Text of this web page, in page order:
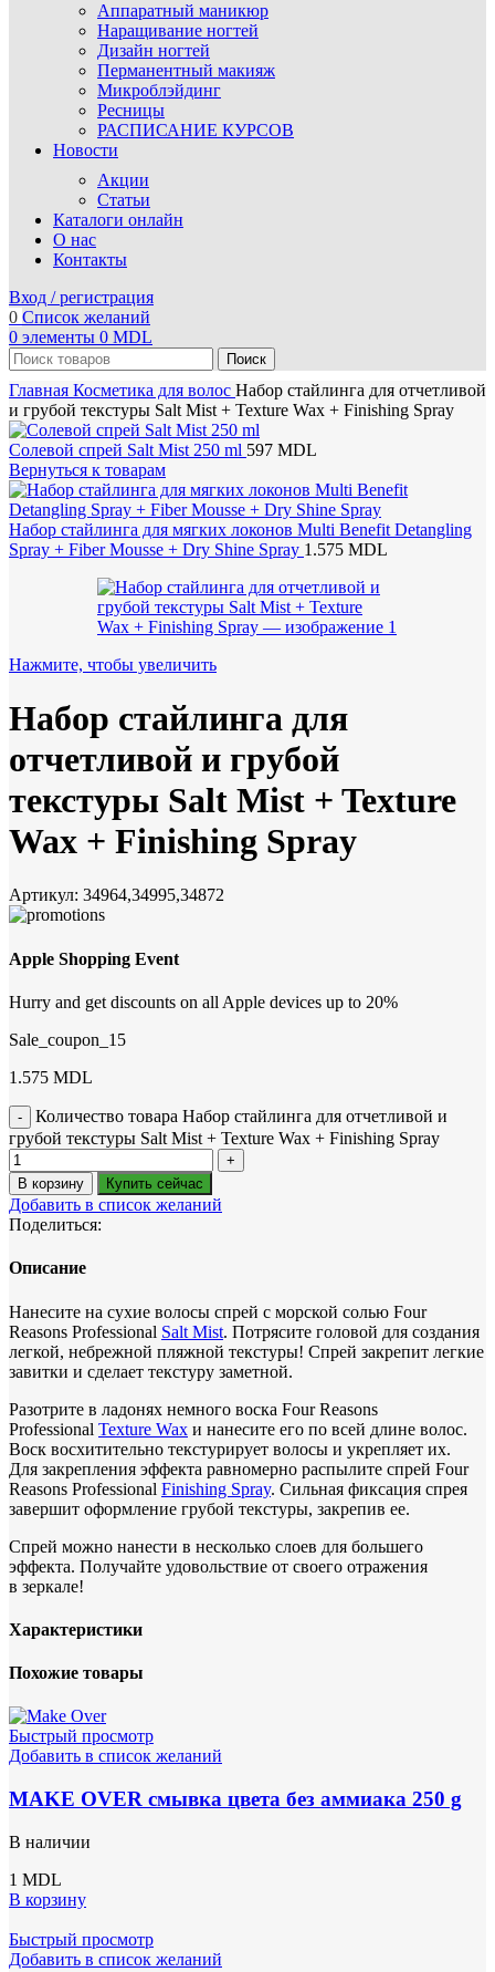
Аппаратный маникюр
Наращивание ногтей
Дизайн ногтей
Перманентный макияж
Микроблэйдинг
Ресницы
РАСПИСАНИЕ КУРСОВ
Новости
Акции
Статьи
Каталоги онлайн
О нас
Контакты
Вход / регистрация
0 Список желаний
0 элементы 0 MDL
Поиск
Главная Косметика для волос Набор стайлинга для отчетливой
и грубой текстуры Salt Mist + Texture Wax + Finishing Spray
Солевой спрей Salt Mist 250 ml 597 MDL
Вернуться к товарам
Набор стайлинга для мягких локонов Multi Benefit Detangling
Spray + Fiber Mousse + Dry Shine Spray 1.575 MDL
Нажмите, чтобы увеличить
Набор стайлинга для
отчетливой и грубой
текстуры Salt Mist + Texture
Wax + Finishing Spray
Артикул: 34964,34995,34872
Apple Shopping Event
Hurry and get discounts on all Apple devices up to 20%
Sale_coupon_15
1.575 MDL
Количество товара Набор стайлинга для отчетливой и
грубой текстуры Salt Mist + Texture Wax + Finishing Spray
В корзину Купить сейчас
Добавить в список желаний
Поделиться:
Описание
Нанесите на сухие волосы спрей с морской солью Four
Reasons Professional Salt Mist. Потрясите головой для создания
легкой, небрежной пляжной текстуры! Спрей закрепит легкие
завитки и сделает текстуру заметной.
Разотрите в ладонях немного воска Four Reasons
Professional Texture Wax и нанесите его по всей длине волос.
Воск восхитительно текстурирует волосы и укрепляет их.
Для закрепления эффекта равномерно распылите спрей Four
Reasons Professional Finishing Spray. Сильная фиксация спрея
завершит оформление грубой текстуры, закрепив ее.
Спрей можно нанести в несколько слоев для большего
эффекта. Получайте удовольствие от своего отражения
в зеркале!
Характеристики
Похожие товары
Быстрый просмотр
Добавить в список желаний
MAKE OVER смывка цвета без аммиака 250 g
В наличии
1 MDL
В корзину
Быстрый просмотр
Добавить в список желаний